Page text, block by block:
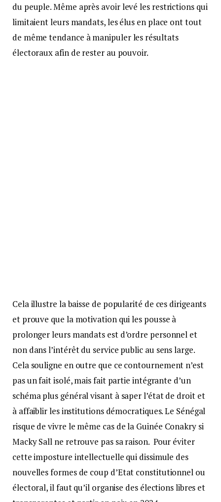
du peuple. Même après avoir levé les restrictions qui
limitaient leurs mandats, les élus en place ont tout
de même tendance à manipuler les résultats
électoraux afin de rester au pouvoir.
Cela illustre la baisse de popularité de ces dirigeants
et prouve que la motivation qui les pousse à
prolonger leurs mandats est d’ordre personnel et
non dans l’intérêt du service public au sens large.
Cela souligne en outre que ce contournement n’est
pas un fait isolé, mais fait partie intégrante d’un
schéma plus général visant à saper l’état de droit et
à affaiblir les institutions démocratiques. Le Sénégal
risque de vivre le même cas de la Guinée Conakry si
Macky Sall ne retrouve pas sa raison. Pour éviter
cette imposture intellectuelle qui dissimule des
nouvelles formes de coup d’Etat constitutionnel ou
électoral, il faut qu’il organise des élections libres et